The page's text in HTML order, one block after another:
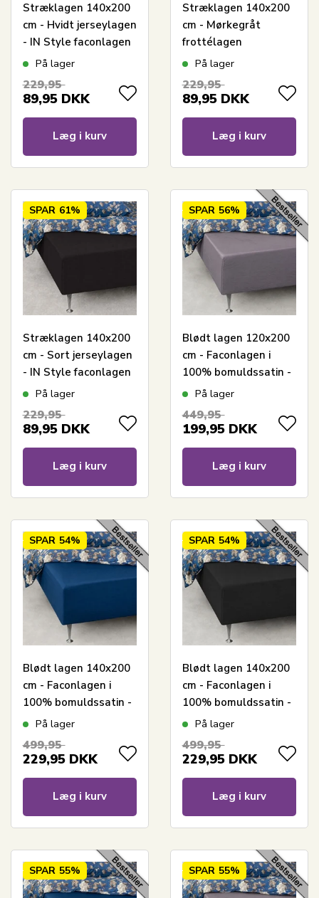
Stræklagen 140x200
cm - Hvidt jerseylagen
- IN Style faconlagen
På lager
229,95
89,95 DKK
Læg i kurv
Stræklagen 140x200
cm - Mørkegråt
frottélagen
På lager
229,95
89,95 DKK
Læg i kurv
SPAR 61%
Stræklagen 140x200
cm - Sort jerseylagen
- IN Style faconlagen
På lager
229,95
89,95 DKK
Læg i kurv
SPAR 56%
Blødt lagen 120x200
cm - Faconlagen i
100% bomuldssatin -
Lysegråt boxlagen til
satin lagen
På lager
449,95
199,95 DKK
Læg i kurv
SPAR 54%
Blødt lagen 140x200
cm - Faconlagen i
100% bomuldssatin -
Blåt boxlagen til
satin lagen
På lager
499,95
229,95 DKK
Læg i kurv
SPAR 54%
Blødt lagen 140x200
cm - Faconlagen i
100% bomuldssatin -
Sort boxlagen til
satin lagen
På lager
499,95
229,95 DKK
Læg i kurv
SPAR 55% SPAR 55%